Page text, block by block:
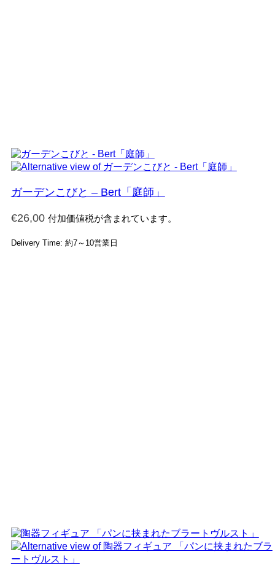
ガーデンこびと – Bert「庭師」
€26,00 付加価値税が含まれています。
Delivery Time: 約7～10営業日